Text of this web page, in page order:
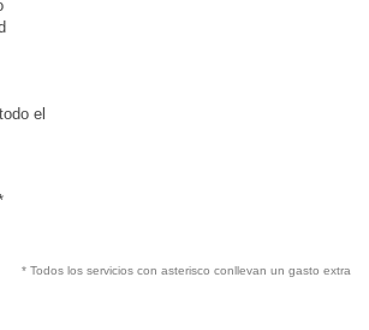
el
* Todos los servicios con asterisco conllevan un gasto extra